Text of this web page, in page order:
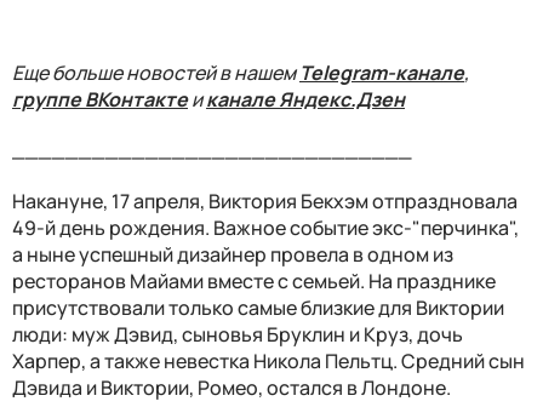
Еще больше новостей в нашемTelegram-канале,
группе ВКонтактеиканале Яндекс.Дзен
Накануне, 17 апреля, Виктория Бекхэм отпраздновала
49-й день рождения. Важное событие экс-"перчинка",
а ныне успешный дизайнер провела в одном из
ресторанов Майами вместе с семьей. На празднике
присутствовали только самые близкие для Виктории
люди: муж Дэвид, сыновья Бруклин и Круз, дочь
Харпер, а также невестка Никола Пельтц. Средний сын
Дэвида и Виктории, Ромео, остался в Лондоне.